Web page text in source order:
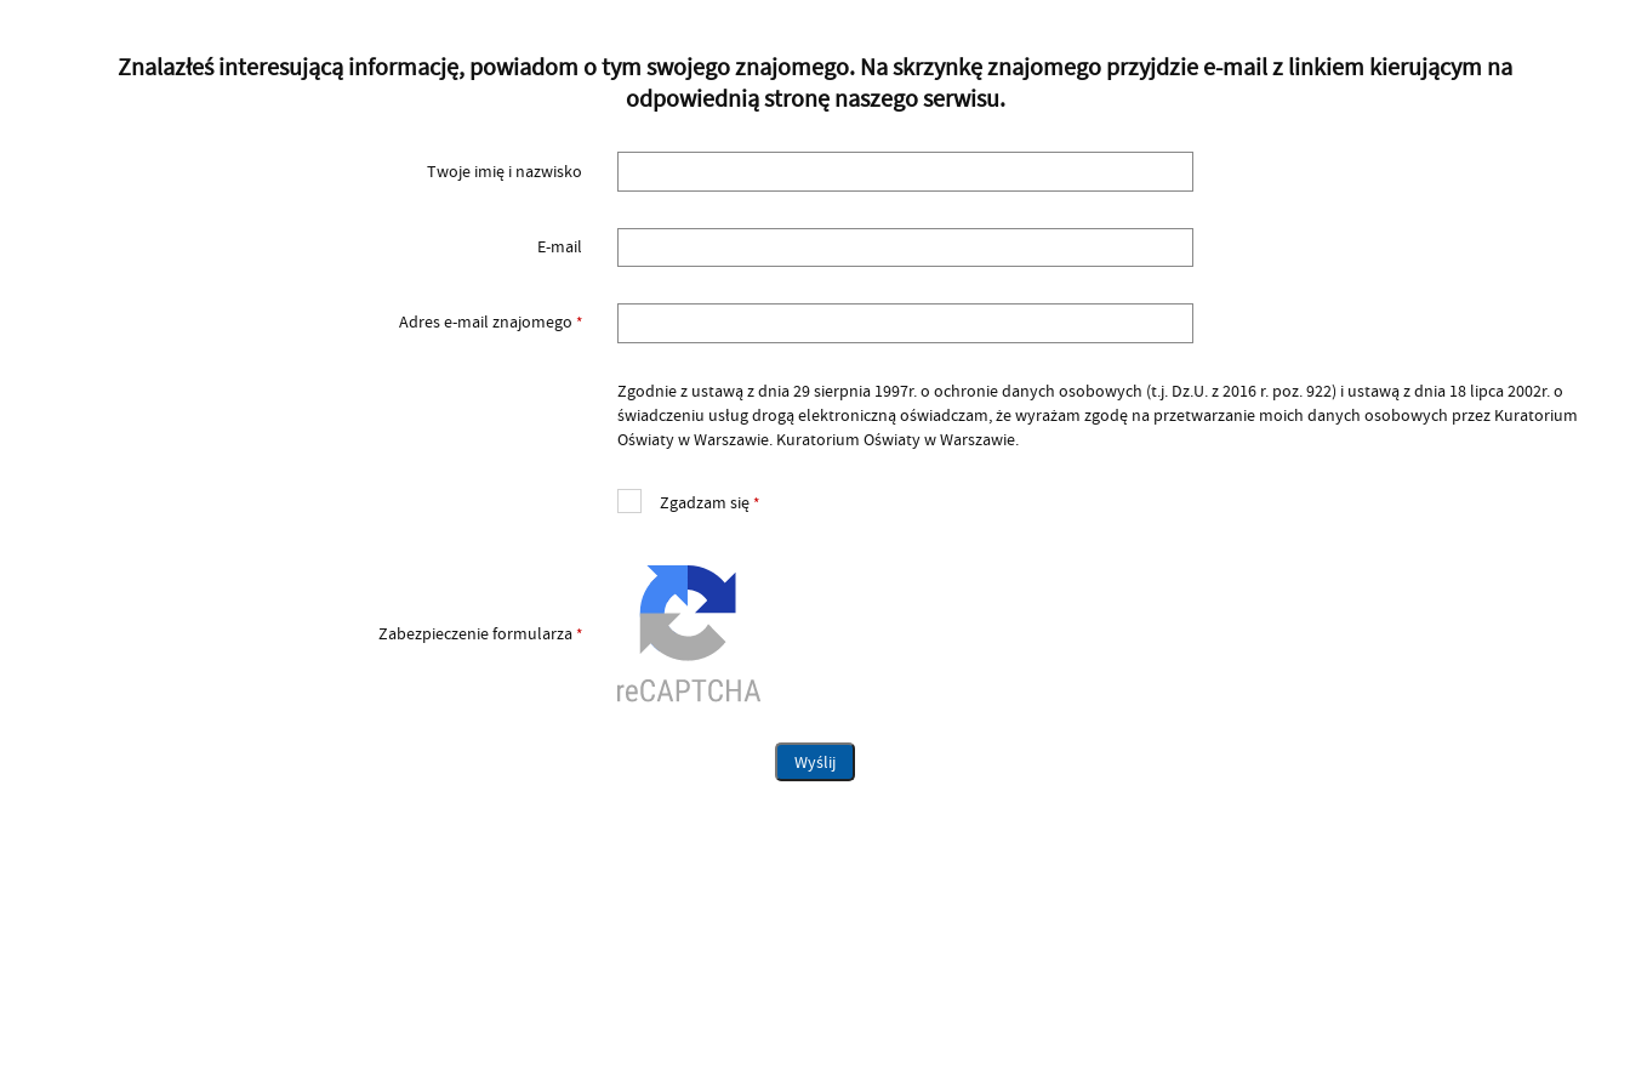
Znalazłeś interesującą informację, powiadom o tym swojego znajomego. Na skrzynkę znajomego przyjdzie e-mail z linkiem kierującym na
odpowiednią stronę naszego serwisu.
Twoje imię i nazwisko
E-mail
Adres e-mail znajomego *
Zgodnie z ustawą z dnia 29 sierpnia 1997r. o ochronie danych osobowych (t.j. Dz.U. z 2016 r. poz. 922) i ustawą z dnia 18 lipca 2002r. o
świadczeniu usług drogą elektroniczną oświadczam, że wyrażam zgodę na przetwarzanie moich danych osobowych przez Kuratorium
Oświaty w Warszawie. Kuratorium Oświaty w Warszawie.
Zgadzam się*
Zabezpieczenie formularza*